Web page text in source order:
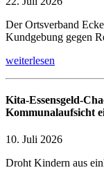
Der Ortsverband
Kundgebung gegen
weiterlesen
Kita-Essensgeld-
Kommunalaufsicht
10. Juli 2026
Droht Kindern aus